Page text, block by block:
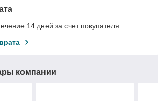
14 дней за счет покупателя
компании